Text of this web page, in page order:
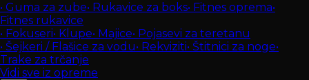
• Guma za zube• Rukavice za boks• Fitnes oprema•
Fitnes rukavice
• Fokuseri• Klupe• Majice• Pojasevi za teretanu
• Šejkeri / Flašice za vodu• Rekviziti• Štitnici za noge•
Trake za trčanje
Vidi sve iz opreme